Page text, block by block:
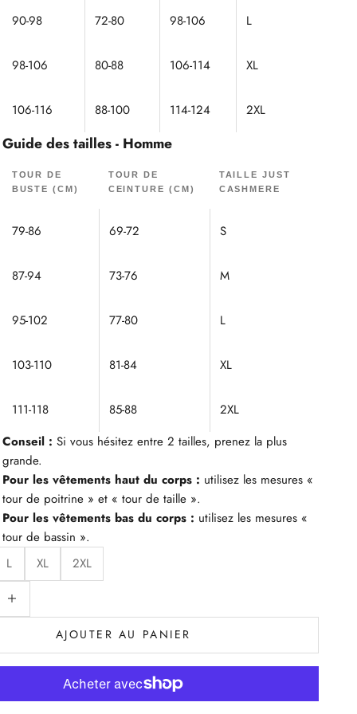
90-98 72-80 98-106 L
98-106 80-88 106-114 XL
106-116 88-100 114-124 2XL
Guide des tailles - Homme
TOUR DE
BUSTE (CM)
TOUR DE
CEINTURE (CM)
TAILLE JUST
CASHMERE
79-86 69-72 S
87-94 73-76 M
95-102 77-80 L
103-110 81-84 XL
111-118 85-88
2XL
Conseil : Si vous hésitez entre 2 tailles, prenez la plus
grande.
Pour les vêtements haut du corps : utilisez les mesures «
tour de poitrine » et « tour de taille ».
Pour les vêtements bas du corps : utilisez les mesures «
tour de bassin ».
L XL
2XL
Diminuer la quantité
AJOUTER AU PANIER